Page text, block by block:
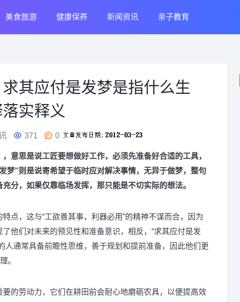
美食旅游 健康保养 新闻资讯 亲子教育
其应付是发梦是指什么生
实释义
371 0
意思是说工匠要想做好工作，必须先准备好合适的工具，
梦”则是说寄希望于临时应对解决事情，无异于做梦，整句
分，如果仅靠临场发挥，那只能是不切实际的想法。
点，这与“工欲善其事，利器必用”的精神不谋而合，因为
他们对未来的预见性和准备意识，相反，“求其应付是发
人通常具备前瞻性思维，善于规划和提前准备，因此他们更
。
的劳动力，它们在耕田前会耐心地磨砺农具，以便提高效